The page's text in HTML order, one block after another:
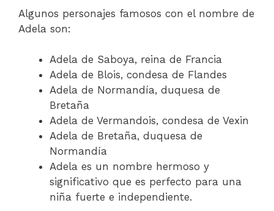
Algunos personajes famosos con el nombre de
Adela son:
Adela de Saboya, reina de Francia
Adela de Blois, condesa de Flandes
Adela de Normandía, duquesa de
Bretaña
Adela de Vermandois, condesa de Vexin
Adela de Bretaña, duquesa de
Normandía
Adela es un nombre hermoso y
significativo que es perfecto para una
niña fuerte e independiente.